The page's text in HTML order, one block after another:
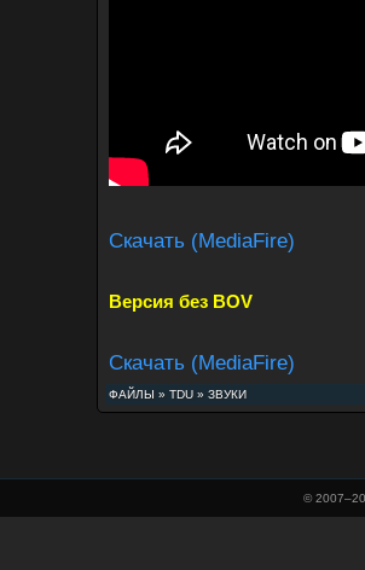
Скачать (MediaFire)
Версия без BOV
Скачать (MediaFire)
ФАЙЛЫ » TDU » ЗВУКИ
© 2007–